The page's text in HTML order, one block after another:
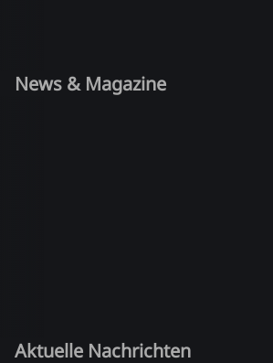
News & Magazine
Aktuelle Nachrichten